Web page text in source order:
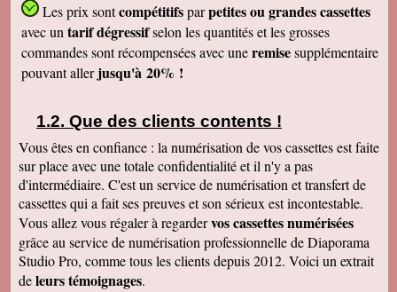
Les prix sontcompétitifsparpetitesou grandes cassettes
avec un tarif dégressifselon les quantités et les grosses
commandes sont récompensées avec uneremisesupplémentaire
pouvant allerjusqu'à 20% !
Que des clients contents !
Vous êtes en confiance : la numérisation de vos cassettes est faite
sur place avec une totale confidentialité et il n'y a pas
d'intermédiaire. C'est un service de numérisation et transfert de
cassettes qui a fait ses preuves et son sérieux est incontestable.
Vous allez vous régaler à regardervos cassettes numérisées
grâce au service de numérisation professionnelle de Diaporama
Studio Pro, comme tous les clients depuis 2012. Voici un extrait
deleurs témoignages.